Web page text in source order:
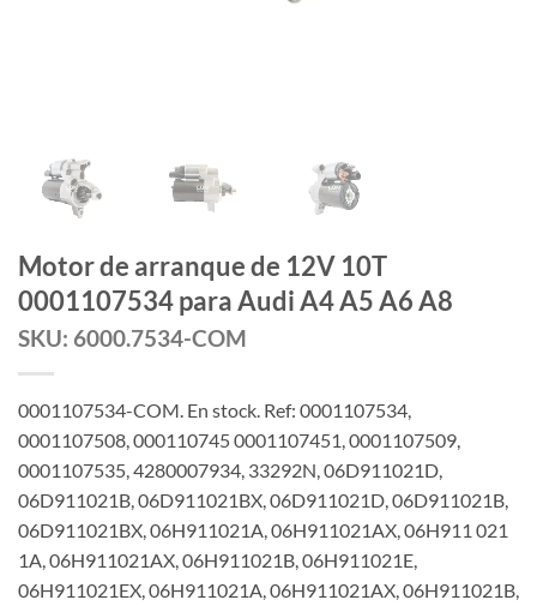
Motor de arranque de 12V 10T
0001107534 para Audi A4 A5 A6 A8
SKU: 6000.7534-COM
0001107534-COM. En stock. Ref: 0001107534,
0001107508, 000110745 0001107451, 0001107509,
0001107535, 4280007934, 33292N, 06D911021D,
06D911021B, 06D911021BX, 06D911021D, 06D911021B,
06D911021BX, 06H911021A, 06H911021AX, 06H911 021
1A, 06H911021AX, 06H911021B, 06H911021E,
06H911021EX, 06H911021A, 06H911021AX, 06H911021B,